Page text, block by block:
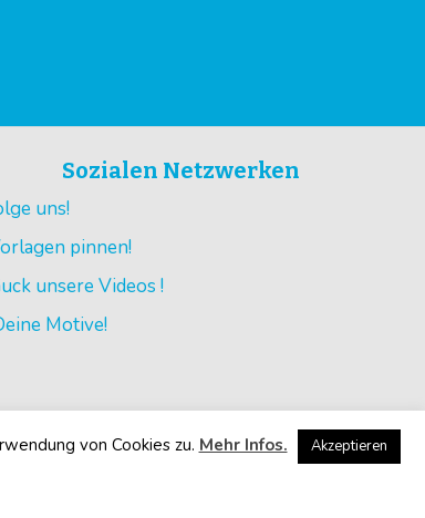
Sozialen Netzwerken
uns!
pinnen!
unsere Videos !
Motive!
von Cookies zu. Mehr Infos. Akzeptieren